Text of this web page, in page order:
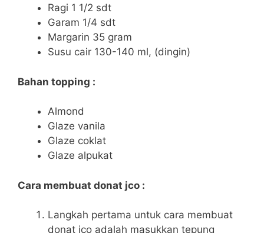
Ragi 1 1/2 sdt
Garam 1/4 sdt
Margarin 35 gram
Susu cair 130-140 ml, (dingin)
Bahan topping :
Almond
Glaze vanila
Glaze coklat
Glaze alpukat
Cara membuat donat jco :
Langkah pertama untuk cara membuat
donat jco adalah masukkan tepung